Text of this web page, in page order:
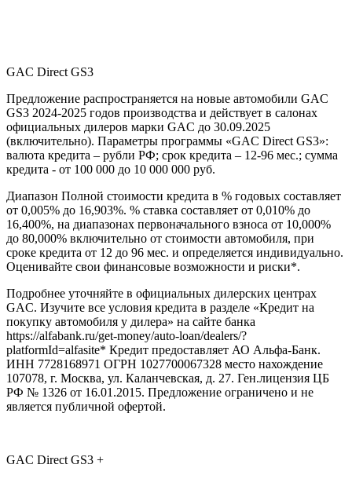
GAC Direct GS3
Предложение распространяется на новые автомобили GAC
GS3 2024-2025 годов производства и действует в салонах
официальных дилеров марки GAC до 30.09.2025
(включительно). Параметры программы «GAC Direct GS3»:
валюта кредита – рубли РФ; срок кредита – 12-96 мес.; сумма
кредита - от 100 000 до 10 000 000 руб.
Диапазон Полной стоимости кредита в % годовых составляет
от 0,005% до 16,903%. % ставка составляет от 0,010% до
16,400%, на диапазонах первоначального взноса от 10,000%
до 80,000% включительно от стоимости автомобиля, при
сроке кредита от 12 до 96 мес. и определяется индивидуально.
Оценивайте свои финансовые возможности и риски*.
Подробнее уточняйте в официальных дилерских центрах
GAC. Изучите все условия кредита в разделе «Кредит на
покупку автомобиля у дилера» на сайте банка
https://alfabank.ru/get-money/auto-loan/dealers/?
platformId=alfasite* Кредит предоставляет АО Альфа-Банк.
ИНН 7728168971 ОГРН 1027700067328 место нахождение
107078, г. Москва, ул. Каланчевская, д. 27. Ген.лицензия ЦБ
РФ № 1326 от 16.01.2015. Предложение ограничено и не
является публичной офертой.
GAC Direct GS3 +